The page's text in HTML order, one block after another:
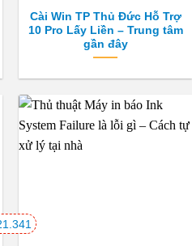
Cài Win TP Thủ Đức Hỗ Trợ
10 Pro Lấy Liền – Trung tâm
gần đây